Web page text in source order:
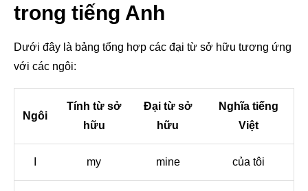
trong tiếng Anh
Dưới đây là bảng tổng hợp các đại từ sở hữu tương ứng
với các ngôi:
Ngôi
Tính từ sở
hữu
Đại từ sở
hữu
Nghĩa tiếng
Việt
my mine của tôi